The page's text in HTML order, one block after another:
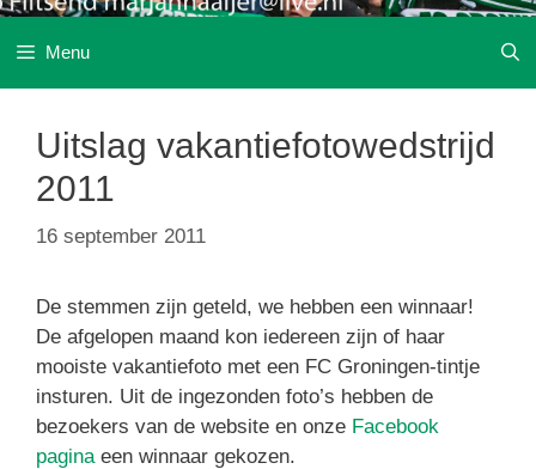
Menu
Uitslag vakantiefotowedstrijd
2011
16 september 2011
De stemmen zijn geteld, we hebben een winnaar!
De afgelopen maand kon iedereen zijn of haar
mooiste vakantiefoto met een FC Groningen-tintje
insturen. Uit de ingezonden foto’s hebben de
bezoekers van de website en onze Facebook
pagina een winnaar gekozen.